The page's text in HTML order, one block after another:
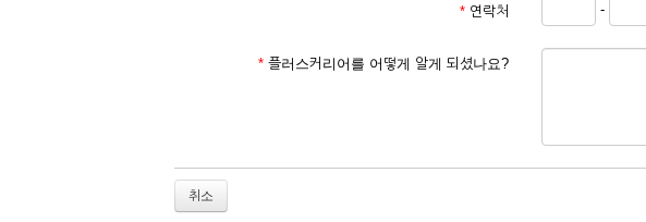
③ 회사는 아래의 각 호에 해당하는 이용자에 대하여는 가입을 거절하
2. 개인정보를 허위로 기재하여 신청할 경우
8. 기타 회사가 정한 제반 사항을 위반하며 신청하는 경우
* 연락처 -
* 플러스커리어를 어떻게 알게 되셨나요?
취소